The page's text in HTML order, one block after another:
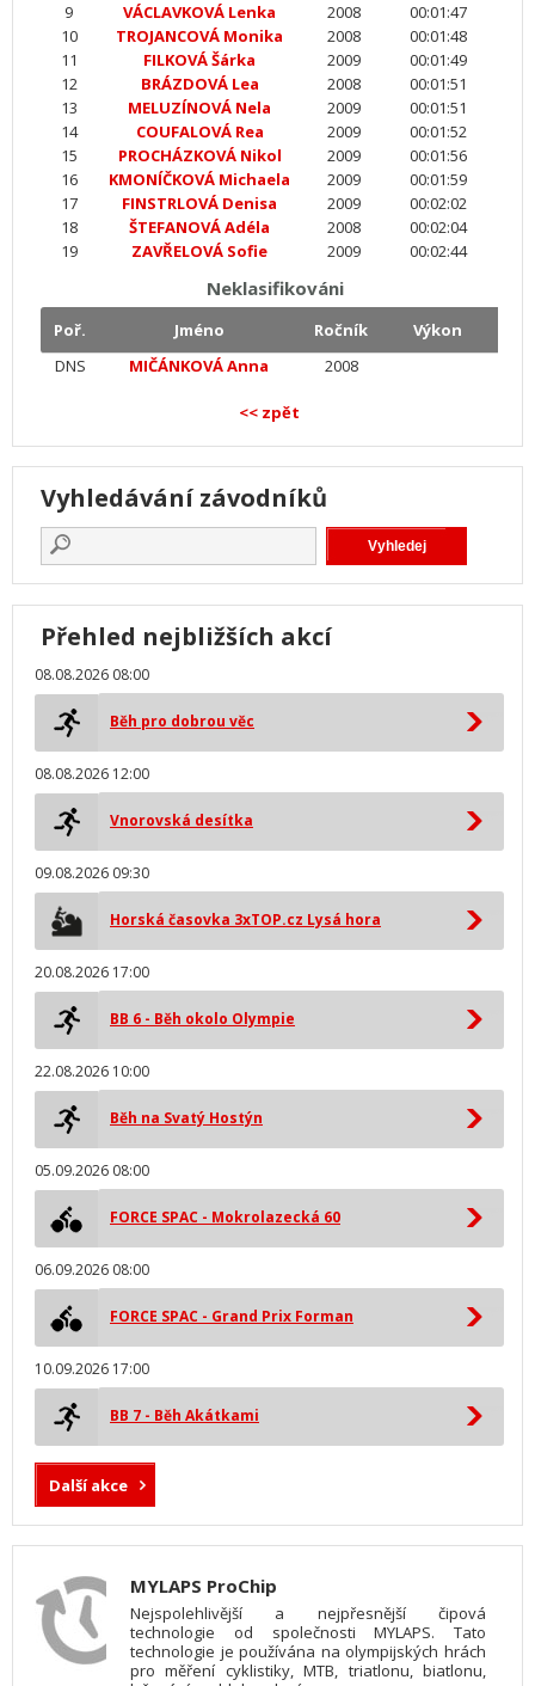
9
VÁCLAVKOVÁ Lenka 2008
00:01:47
10
TROJANCOVÁ Monika 2008
00:01:48
11
FILKOVÁ Šárka 2009
00:01:49
12
BRÁZDOVÁ Lea 2008
00:01:51
13
MELUZÍNOVÁ Nela 2009
00:01:51
14
COUFALOVÁ Rea 2009
00:01:52
15
PROCHÁZKOVÁ Nikol 2009
00:01:56
16
KMONÍČKOVÁ Michaela 2009
00:01:59
17
FINSTRLOVÁ Denisa 2009
00:02:02
18
ŠTEFANOVÁ Adéla 2008
00:02:04
19
ZAVŘELOVÁ Sofie 2009 00:02:44
Neklasifikováni
Poř. Jméno Ročník
Výkon
DNS
MIČÁNKOVÁ Anna 2008
<< zpět
Vyhledávání závodníků
Přehled nejbližších akcí
08.08.2026 08:00
Běh pro dobrou věc
08.08.2026 12:00
Vnorovská desítka
09.08.2026 09:30
Horská časovka 3xTOP.cz Lysá hora
20.08.2026 17:00
BB 6 - Běh okolo Olympie
22.08.2026 10:00
Běh na Svatý Hostýn
05.09.2026 08:00
FORCE SPAC - Mokrolazecká 60
06.09.2026 08:00
FORCE SPAC - Grand Prix Forman
10.09.2026 17:00
BB 7 - Běh Akátkami
Další akce
MYLAPS ProChip
Nejspolehlivější a nejpřesnější čipová
technologie od společnosti MYLAPS. Tato
technologie je používána na olympijských hrách
pro měření cyklistiky, MTB, triatlonu, biatlonu,